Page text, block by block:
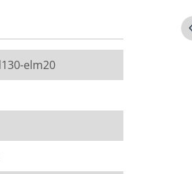
van de werkelijkheid.
een stukje van de
elm20
-